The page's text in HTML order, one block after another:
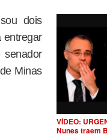
dois
entregar
senador
Minas
VÍDEO:
Nunes traem